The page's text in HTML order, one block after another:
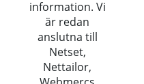
information. Vi
är redan
anslutna till
Netset,
Nettailor,